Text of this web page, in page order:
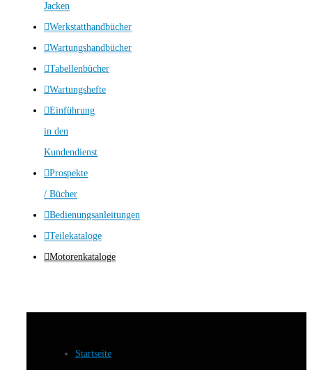
Jacken
Werkstatthandbücher
Wartungshandbücher
Tabellenbücher
Wartungshefte
Einführung
in den
Kundendienst
Prospekte
/ Bücher
Bedienungsanleitungen
Teilekataloge
Motorenkataloge
Startseite